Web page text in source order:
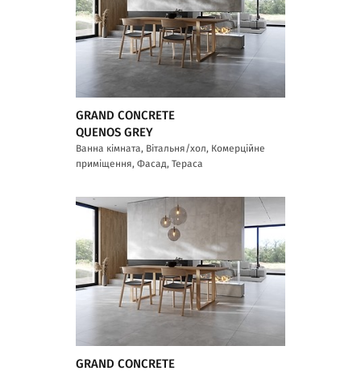
GRAND CONCRETE
QUENOS GREY
Ванна кімната, Вітальня/хол, Комерційне
приміщення, Фасад, Тераса
GRAND CONCRETE